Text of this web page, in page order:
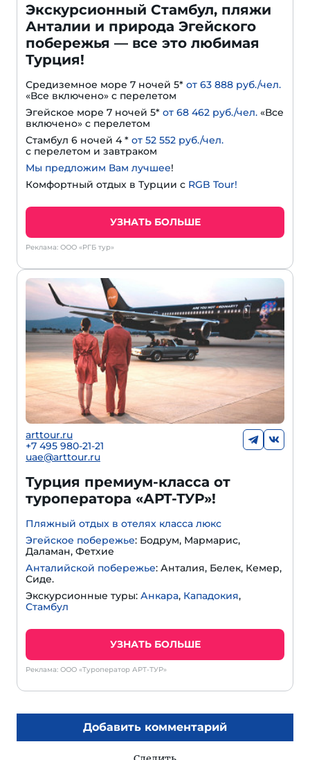
Экскурсионный Стамбул, пляжи
Анталии и природа Эгейского
побережья — все это любимая
Турция!
Средиземное море 7 ночей 5* от 63 888 руб./чел.
«Все включено» с перелетом
Эгейское море 7 ночей 5* от 68 462 руб./чел. «Все
включено» с перелетом
Стамбул 6 ночей 4 * от 52 552 руб./чел.
с перелетом и завтраком
Мы предложим Вам лучшее!
Комфортный отдых в Турции с RGB Tour!
УЗНАТЬ БОЛЬШЕ
Реклама: ООО «РГБ тур»
arttour.ru
+7 495 980-21-21
uae@arttour.ru
Турция премиум-класса от
туроператора «АРТ-ТУР»!
Пляжный отдых в отелях класса люкс
Эгейское побережье: Бодрум, Мармарис,
Даламан, Фетхие
Анталийской побережье: Анталия, Белек, Кемер,
Сиде.
Экскурсионные туры: Анкара, Кападокия,
Стамбул
УЗНАТЬ БОЛЬШЕ
Реклама: ООО «Туроператор АРТ-ТУР»
Добавить комментарий